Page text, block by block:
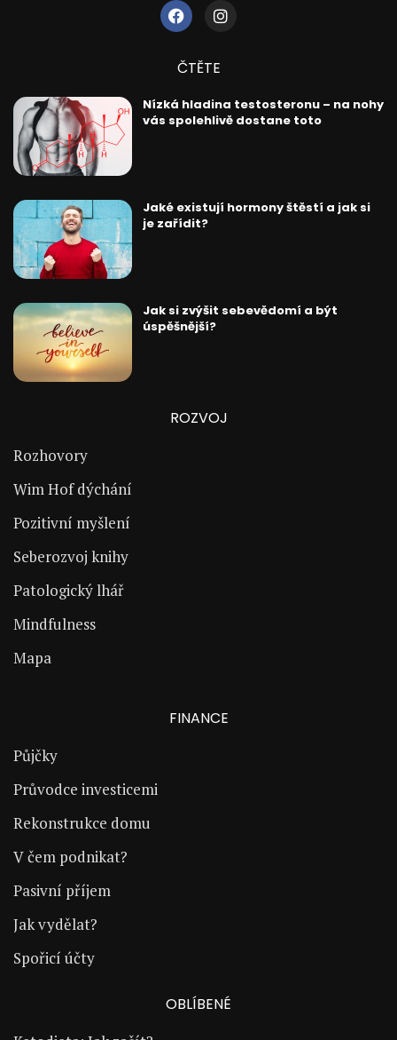
ČTĚTE
Nízká hladina testosteronu – na nohy
vás spolehlivě dostane toto
Jaké existují hormony štěstí a jak si
je zařídit?
Jak si zvýšit sebevědomí a být
úspěšnější?
ROZVOJ
Rozhovory
Wim Hof dýchání
Pozitivní myšlení
Seberozvoj knihy
Patologický lhář
Mindfulness
Mapa
FINANCE
Půjčky
Průvodce investicemi
Rekonstrukce domu
V čem podnikat?
Pasivní příjem
Jak vydělat?
Spořicí účty
OBLÍBENÉ